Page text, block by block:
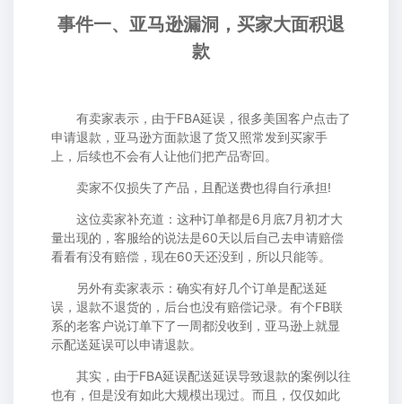
事件一、亚马逊漏洞，买家大面积退
款
有卖家表示，由于FBA延误，很多美国客户点击了
申请退款，亚马逊方面款退了货又照常发到买家手
上，后续也不会有人让他们把产品寄回。
卖家不仅损失了产品，且配送费也得自行承担!
这位卖家补充道：这种订单都是6月底7月初才大
量出现的，客服给的说法是60天以后自己去申请赔偿
看看有没有赔偿，现在60天还没到，所以只能等。
另外有卖家表示：确实有好几个订单是配送延
误，退款不退货的，后台也没有赔偿记录。有个FB联
系的老客户说订单下了一周都没收到，亚马逊上就显
示配送延误可以申请退款。
其实，由于FBA延误配送延误导致退款的案例以往
也有，但是没有如此大规模出现过。而且，仅仅如此